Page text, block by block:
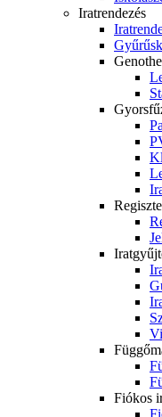
Iratrendezés
Fiókos